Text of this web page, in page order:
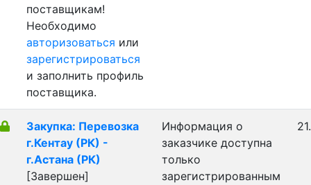
поставщикам!
Необходимо
авторизоваться или
зарегистрироваться
и заполнить профиль
поставщика.
Закупка: Перевозка
г.Кентау (РК) -
г.Астана (РК)
[Завершен]
Информация о
заказчике доступна
только
зарегистрированным